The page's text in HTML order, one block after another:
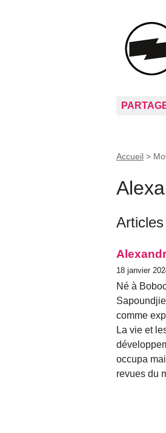
Accueil >
Articles
18 janvier
Né à
comme
La vie et
occupa
revues du